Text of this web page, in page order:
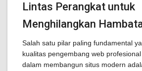
Lintas Perangkat untuk
Menghilangkan
Salah satu pilar paling fundamental
kualitas pengembang web
dalam membangun situs modern